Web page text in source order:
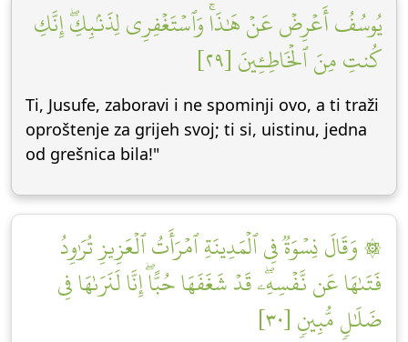
يُوسُفُ أَعۡرِضۡ عَنۡ هَٰذَاۚ وَٱسۡتَغۡفِرِي لِذَنۢبِكِۖ إِنَّكِ
كُنتِ مِنَ ٱلۡخَاطِـِٔينَ [٢٩]
Ti, Jusufe, zaboravi i ne spominji ovo, a ti traži
oproštenje za grijeh svoj; ti si, uistinu, jedna
od grešnica bila!"
۞ وَقَالَ نِسۡوَةٞ فِي ٱلۡمَدِينَةِ ٱمۡرَأَتُ ٱلۡعَزِيزِ تُرَٰوِدُ
فَتَىٰهَا عَن نَّفۡسِهِۦۖ قَدۡ شَغَفَهَا حُبًّاۖ إِنَّا لَنَرَىٰهَا فِي
ضَلَٰلٖ مُّبِينٖ [٣٠]